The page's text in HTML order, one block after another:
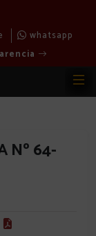
whatsapp
Nº 64-